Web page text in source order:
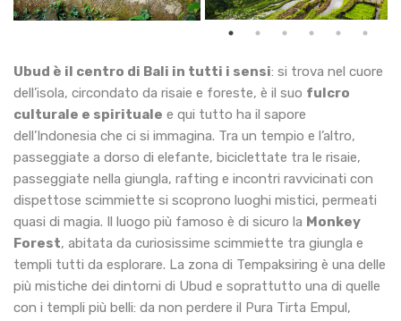
Ubud è il centro di Bali in tutti i sensi: si trova nel cuore
dell’isola, circondato da risaie e foreste, è il suo fulcro
culturale e spirituale e qui tutto ha il sapore
dell’Indonesia che ci si immagina. Tra un tempio e l’altro,
passeggiate a dorso di elefante, biciclettate tra le risaie,
passeggiate nella giungla, rafting e incontri ravvicinati con
dispettose scimmiette si scoprono luoghi mistici, permeati
quasi di magia. Il luogo più famoso è di sicuro la Monkey
Forest, abitata da curiosissime scimmiette tra giungla e
templi tutti da esplorare. La zona di Tempaksiring è una delle
più mistiche dei dintorni di Ubud e soprattutto una di quelle
con i templi più belli: da non perdere il Pura Tirta Empul,